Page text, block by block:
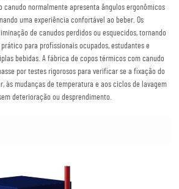
canudo normalmente apresenta ângulos ergonômicos
uma experiência confortável ao beber. Os
de canudos perdidos ou esquecidos, tornando
para profissionais ocupados, estudantes e
bebidas. A fábrica de copos térmicos com canudo
por testes rigorosos para verificar se a fixação do
às mudanças de temperatura e aos ciclos de lavagem
deterioração ou desprendimento.